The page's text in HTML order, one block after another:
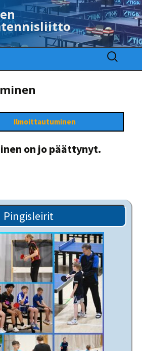
Haku:
Ilmoittautuminen
on jo päättynyt.
Pingisleirit